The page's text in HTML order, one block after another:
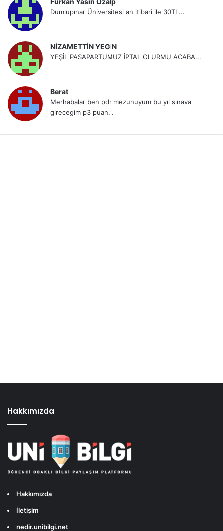
Dumlupınar Üniversitesi an itibari ile 30TL...
NİZAMETTİN YEGİN
YEŞİL PASAPARTUMUZ İPTAL OLURMU ACABA...
Berat
Merhabalar ben pdr mezunuyum bu yıl sınava
girecegim p3 puan...
Hakkımızda
Hakkımızda
İletişim
nedir.unibilgi.net